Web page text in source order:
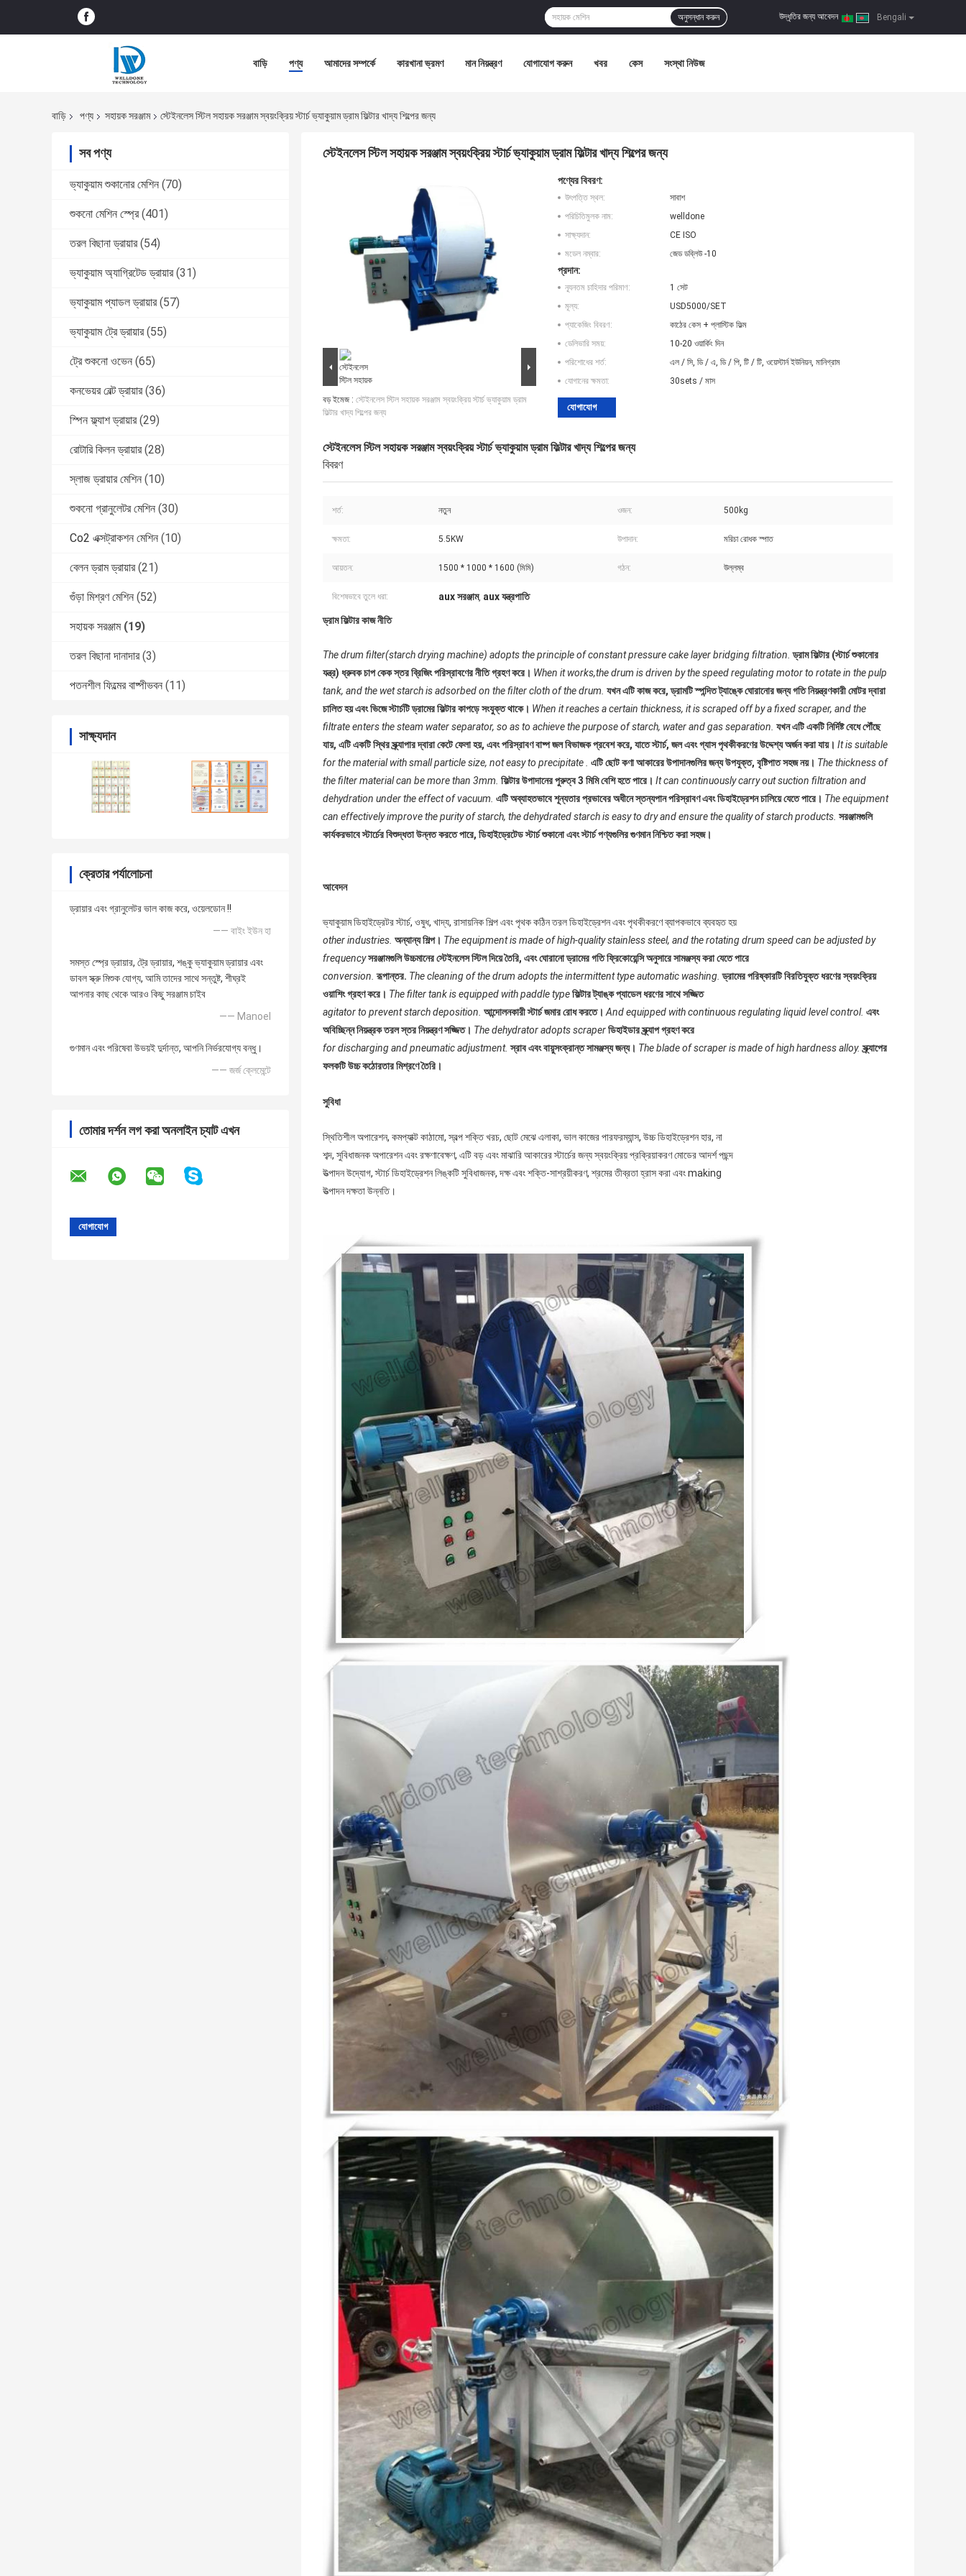
Bengali
উদ্ধৃতির জন্য আবেদন |
অনুসন্ধান করুন
বাড়ি পণ্য আমাদের সম্পর্কে কারখানা ভ্রমণ মান নিয়ন্ত্রণ যোগাযোগ করুন খবর কেস সংস্থা নিউজ
বাড়ি পণ্য সহায়ক সরঞ্জাম স্টেইনলেস স্টিল সহায়ক সরঞ্জাম স্বয়ংক্রিয় স্টার্চ ভ্যাকুয়াম ড্রাম ফিল্টার খাদ্য শিল্পের জন্য
সব পণ্য
ভ্যাকুয়াম শুকানোর মেশিন (70)
শুকনো মেশিন স্প্রে (401)
তরল বিছানা ড্রায়ার (54)
ভ্যাকুয়াম অ্যাগ্রিটেড ড্রায়ার (31)
ভ্যাকুয়াম প্যাডল ড্রায়ার (57)
ভ্যাকুয়াম ট্রে ড্রায়ার (55)
ট্রে শুকনো ওভেন (65)
কনভেয়র বেল্ট ড্রায়ার (36)
স্পিন ফ্ল্যাশ ড্রায়ার (29)
রোটারি কিলন ড্রায়ার (28)
স্লাজ ড্রায়ার মেশিন (10)
শুকনো গ্রানুলেটর মেশিন (30)
Co2 এক্সট্রাকশন মেশিন (10)
বেলন ড্রাম ড্রায়ার (21)
গুঁড়া মিশ্রণ মেশিন (52)
সহায়ক সরঞ্জাম (19)
তরল বিছানা দানাদার (3)
পতনশীল ফিল্মের বাষ্পীভবন (11)
সাক্ষ্যদান
ক্রেতার পর্যালোচনা
ড্রায়ার এবং গ্রানুলেটর ভাল কাজ করে, ওয়েলডোন !!
—— বাইং ইউন হা
সমস্ত স্প্রে ড্রায়ার, ট্রে ড্রায়ার, শঙ্কু ভ্যাকুয়াম ড্রায়ার এবং
ডাবল স্ক্রু মিশুক যোগ্য, আমি তাদের সাথে সন্তুষ্ট, শীঘ্রই
আপনার কাছ থেকে আরও কিছু সরঞ্জাম চাইব
—— Manoel
গুণমান এবং পরিষেবা উভয়ই দুর্দান্ত, আপনি নির্ভরযোগ্য বন্ধু।
—— জর্জ ক্লেমেন্টে
তোমার দর্শন লগ করা অনলাইন চ্যাট এখন
স্টেইনলেস স্টিল সহায়ক সরঞ্জাম স্বয়ংক্রিয় স্টার্চ ভ্যাকুয়াম ড্রাম ফিল্টার খাদ্য শিল্পের জন্য
বড় ইমেজ : স্টেইনলেস স্টিল সহায়ক সরঞ্জাম স্বয়ংক্রিয় স্টার্চ ভ্যাকুয়াম ড্রাম
ফিল্টার খাদ্য শিল্পের জন্য
পণ্যের বিবরণ:
উৎপত্তি স্থল:
সাবাশ
পরিচিতিমুলক নাম:
welldone
সাক্ষ্যদান:
CE ISO
মডেল নম্বার:
জেড ডব্লিউ -10
প্রদান:
ন্যূনতম চাহিদার পরিমাণ:
1 সেট
মূল্য:
USD5000/SET
প্যাকেজিং বিবরণ:
কাঠের কেস + প্লাস্টিক ফিল্ম
ডেলিভারি সময়:
10-20 ওয়ার্কিং দিন
পরিশোধের শর্ত:
এল / সি, ডি / এ, ডি / পি, টি / টি, ওয়েস্টার্ন ইউনিয়ন, মানিগ্রাম
যোগানের ক্ষমতা:
30sets / মাস
যোগাযোগ
স্টেইনলেস স্টিল সহায়ক সরঞ্জাম স্বয়ংক্রিয় স্টার্চ ভ্যাকুয়াম ড্রাম ফিল্টার খাদ্য শিল্পের জন্য
বিবরণ
শর্ত: নতুন ওজন: 500kg
ক্ষমতা: 5.5KW উপাদান: মরিচা রোধক স্পাত
আয়তন: 1500 * 1000 * 1600 (মিমি) গঠন: উল্লম্ব
বিশেষভাবে তুলে ধরা: aux সরঞ্জাম, aux যন্ত্রপাতি
ড্রাম ফিল্টার কাজ নীতি
The drum filter(starch drying machine) adopts the principle of constant pressure cake layer bridging filtration. ড্রাম ফিল্টার (স্টার্চ শুকানোর
যন্ত্র) ধ্রুবক চাপ কেক স্তর ব্রিজিং পরিস্রাবণের নীতি গ্রহণ করে। When it works,the drum is driven by the speed regulating motor to rotate in the pulp
tank, and the wet starch is adsorbed on the filter cloth of the drum. যখন এটি কাজ করে, ড্রামটি স্পন্দিত ট্যাঙ্কে ঘোরানোর জন্য গতি নিয়ন্ত্রণকারী মোটর দ্বারা
চালিত হয় এবং ভিজে স্টার্চটি ড্রামের ফিল্টার কাপড়ে সংযুক্ত থাকে। When it reaches a certain thickness, it is scraped off by a fixed scraper, and the
filtrate enters the steam water separator, so as to achieve the purpose of starch, water and gas separation. যখন এটি একটি নির্দিষ্ট বেধে পৌঁছে
যায়, এটি একটি স্থির স্ক্র্যাপার দ্বারা কেটে ফেলা হয়, এবং পরিস্রাবণ বাষ্প জল বিভাজক প্রবেশ করে, যাতে স্টার্চ, জল এবং গ্যাস পৃথকীকরণের উদ্দেশ্য অর্জন করা যায়। It is suitable
for the material with small particle size, not easy to precipitate . এটি ছোট কণা আকারের উপাদানগুলির জন্য উপযুক্ত, বৃষ্টিপাত সহজ নয়। The thickness of
the filter material can be more than 3mm. ফিল্টার উপাদানের পুরুত্ব 3 মিমি বেশি হতে পারে। It can continuously carry out suction filtration and
dehydration under the effect of vacuum. এটি অব্যাহতভাবে শূন্যতার প্রভাবের অধীনে স্তন্যপান পরিস্রাবণ এবং ডিহাইড্রেশন চালিয়ে যেতে পারে। The equipment
can effectively improve the purity of starch, the dehydrated starch is easy to dry and ensure the quality of starch products. সরঞ্জামগুলি
কার্যকরভাবে স্টার্চের বিশুদ্ধতা উন্নত করতে পারে, ডিহাইড্রেটেড স্টার্চ শুকানো এবং স্টার্চ পণ্যগুলির গুণমান নিশ্চিত করা সহজ।
আবেদন
ভ্যাকুয়াম ডিহাইড্রেটর স্টার্চ, ওষুধ, খাদ্য, রাসায়নিক শিল্প এবং পৃথক কঠিন তরল ডিহাইড্রেশন এবং পৃথকীকরণে ব্যাপকভাবে ব্যবহৃত হয়
other industries. অন্যান্য শিল্প। The equipment is made of high-quality stainless steel, and the rotating drum speed can be adjusted by
frequencyসরঞ্জামগুলি উচ্চমানের স্টেইনলেস স্টিল দিয়ে তৈরি, এবং ঘোরানো ড্রামের গতি ফ্রিকোয়েন্সি অনুসারে সামঞ্জস্য করা যেতে পারে
conversion. রূপান্তর. The cleaning of the drum adopts the intermittent type automatic washing. ড্রামের পরিষ্কারটি বিরতিযুক্ত ধরণের স্বয়ংক্রিয়
ওয়াশিং গ্রহণ করে। The filter tank is equipped with paddle typeফিল্টার ট্যাঙ্ক প্যাডেল ধরণের সাথে সজ্জিত
agitator to prevent starch deposition. আন্দোলনকারী স্টার্চ জমার রোধ করতে। And equipped with continuous regulating liquid level control. এবং
অবিচ্ছিন্ন নিয়ন্ত্রক তরল স্তর নিয়ন্ত্রণ সজ্জিত। The dehydrator adopts scraperডিহাইডার স্ক্র্যাপ গ্রহণ করে
for discharging and pneumatic adjustment. স্রাব এবং বায়ুসংক্রান্ত সামঞ্জস্য জন্য। The blade of scraper is made of high hardness alloy. স্ক্র্যাপের
ফলকটি উচ্চ কঠোরতার মিশ্রণে তৈরি।
সুবিধা
স্থিতিশীল অপারেশন, কমপ্যাক্ট কাঠামো, স্বল্প শক্তি খরচ, ছোট মেঝে এলাকা, ভাল কাজের পারফরম্যান্স, উচ্চ ডিহাইড্রেশন হার, না
শব্দ, সুবিধাজনক অপারেশন এবং রক্ষণাবেক্ষণ, এটি বড় এবং মাঝারি আকারের স্টার্চের জন্য স্বয়ংক্রিয় প্রক্রিয়াকরণ মোডের আদর্শ পছন্দ
উত্পাদন উদ্যোগ, স্টার্চ ডিহাইড্রেশন লিঙ্কটি সুবিধাজনক, দক্ষ এবং শক্তি-সাশ্রয়ীকরণ, শ্রমের তীব্রতা হ্রাস করা এবং making
উত্পাদন দক্ষতা উন্নতি।